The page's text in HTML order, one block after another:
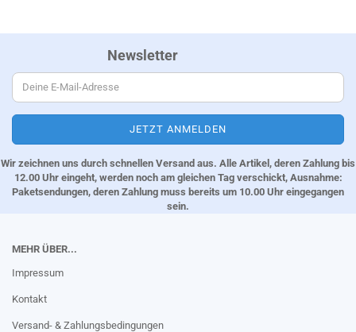
Newsletter
Wir zeichnen uns durch schnellen Versand aus. Alle Artikel, deren Zahlung bis
12.00 Uhr eingeht, werden noch am gleichen Tag verschickt, Ausnahme:
Paketsendungen, deren Zahlung muss bereits um 10.00 Uhr eingegangen
sein.
MEHR ÜBER...
Impressum
Kontakt
Versand- & Zahlungsbedingungen